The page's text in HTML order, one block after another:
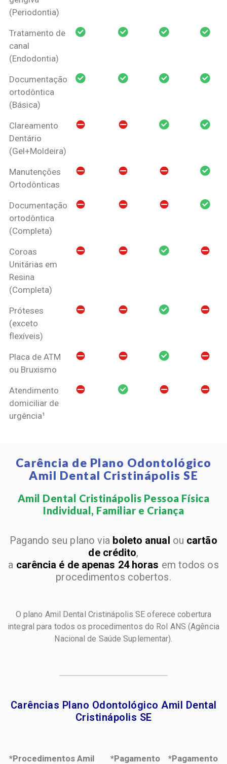
(Periodontia)
Tratamento de
canal
(Endodontia)
Documentação
ortodôntica
(Básica)
Clareamento
Dentário
(Gel+Moldeira)
Manutenções
Ortodônticas
Documentação
ortodôntica
(Completa)
Coroas
Unitárias em
Resina
(Completa)
Próteses
(exceto
flexíveis)
Placa de ATM
ou Bruxismo
Atendimento
domiciliar de
urgência¹
Carência de Plano Odontológico
Amil Dental Cristinápolis SE
Amil Dental Cristinápolis Pessoa Física
Individual, Familiar e Criança​
Pagando seu plano via boleto anual ou cartão
de crédito,
a carência é de apenas 24 horas em todos os
procedimentos cobertos.
O plano Amil Dental Cristinápolis SE oferece cobertura
integral para todos os procedimentos do Rol ANS (Agência
Nacional de Saúde Suplementar).
Carências Plano Odontológico Amil Dental
Cristinápolis SE​
*Procedimentos Amil
*Pagamento
*Pagamento